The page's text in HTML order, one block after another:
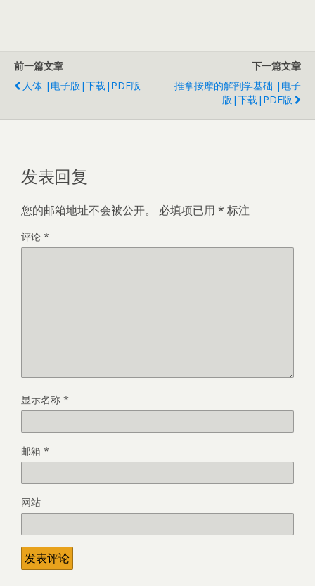
前一篇文章
人体 |电子版|下载|PDF版
下一篇文章
推拿按摩的解剖学基础 |电子
版|下载|PDF版
发表回复
您的邮箱地址不会被公开。 必填项已用 * 标注
评论 *
显示名称 *
邮箱 *
网站